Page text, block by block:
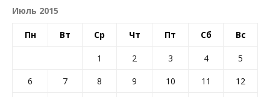
Июль 2015
Пн Вт Ср Чт Пт Сб Вс
1 2 3 4
5
6
7 8 9 10 11
12